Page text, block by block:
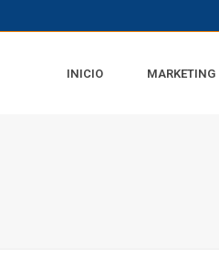
INICIO MARKETING